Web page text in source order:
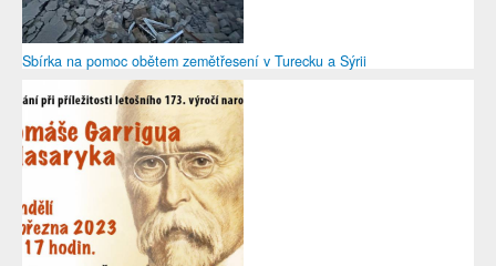
Sbírka na pomoc obětem zemětřesení v Turecku a Sýrii